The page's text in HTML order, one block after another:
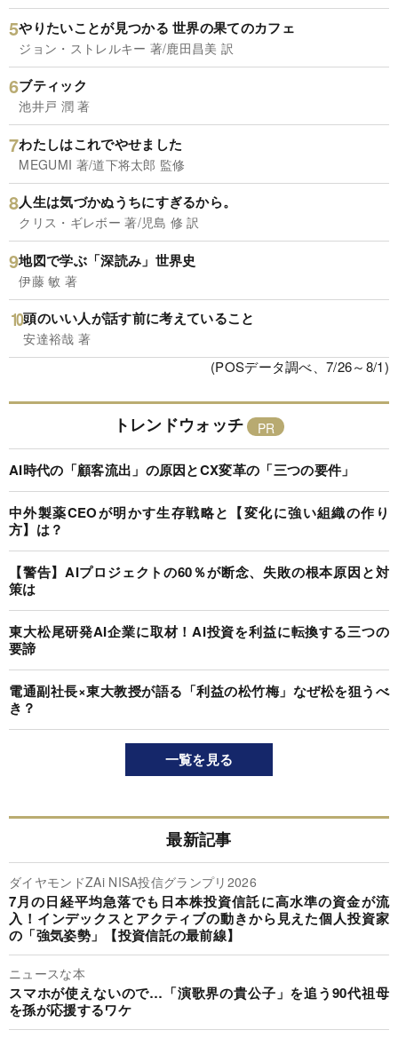
やりたいことが見つかる 世界の果てのカフェ
ジョン・ストレルキー 著/鹿田昌美 訳
ブティック
池井戸 潤 著
わたしはこれでやせました
MEGUMI 著/道下将太郎 監修
人生は気づかぬうちにすぎるから。
クリス・ギレボー 著/児島 修 訳
地図で学ぶ「深読み」世界史
伊藤 敏 著
頭のいい人が話す前に考えていること
安達裕哉 著
(POSデータ調べ、7/26～8/1)
トレンドウォッチ
AI時代の「顧客流出」の原因とCX変革の「三つの要件」
中外製薬CEOが明かす生存戦略と【変化に強い組織の作り
方】は？
【警告】AIプロジェクトの60％が断念、失敗の根本原因と対
策は
東大松尾研発AI企業に取材！AI投資を利益に転換する三つの
要諦
電通副社長×東大教授が語る「利益の松竹梅」なぜ松を狙うべ
き？
一覧を見る
最新記事
ダイヤモンドZAi NISA投信グランプリ2026
7月の日経平均急落でも日本株投資信託に高水準の資金が流
入！インデックスとアクティブの動きから見えた個人投資家
の「強気姿勢」【投資信託の最前線】
ニュースな本
スマホが使えないので…「演歌界の貴公子」を追う90代祖母
を孫が応援するワケ